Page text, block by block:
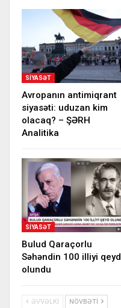
SIYASƏT
Avropanın antimiqrant
siyasəti: uduzan kim
olacaq? – ŞƏRH
Analitika
SIYASƏT
Bulud Qaraçorlu
Səhəndin 100 illiyi qeyd
olundu
ƏVVƏLKI NÖVBƏTI